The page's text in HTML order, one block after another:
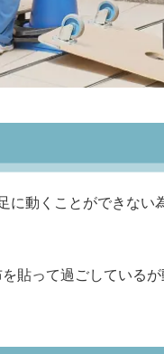
に動くことができない
貼って過ごしている